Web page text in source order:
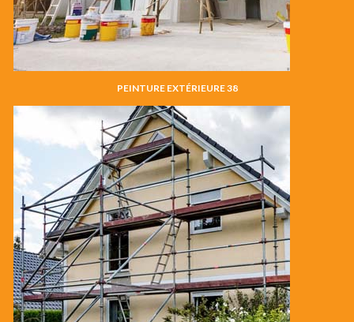
PEINTURE EXTÉRIEURE 38